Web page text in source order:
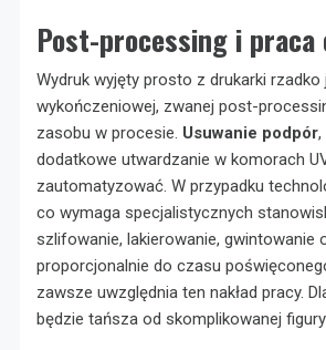
Post-processing i
Wydruk wyjęty prosto z drukarki
wykończeniowej, zwanej post-
zasobu w procesie. Usuwanie podpór,
dodatkowe utwardzanie w komorach
zautomatyzować. W przypadku
co wymaga specjalistycznych
szlifowanie, lakierowanie, gwintowanie
proporcjonalnie do czasu
zawsze uwzględnia ten nakład pracy.
będzie tańsza od skomplikowanej